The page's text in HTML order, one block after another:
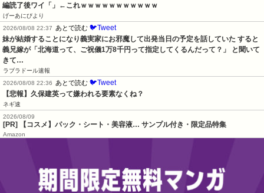
編読了後ワイ「」←これｗｗｗｗｗｗｗｗｗｗｗ
げーあにびより
2026/08/08 22:37
あとで読む 🐦Tweet
妹が結婚することになり義実家にお邪魔して出発当日の予定を話していた すると
義兄嫁が「北海道って、ご祝儀1万8千円って指定してくるんだって？」 と聞いて
きて…
ラブラドール速報
2026/08/08 22:36
あとで読む 🐦Tweet
【悲報】久保建英って嫌われる要素なくね？
ネギ速
2026/08/09
[PR] 【コスメ】パック・シート・美容液… サンプル付き・限定品特集
Amazon